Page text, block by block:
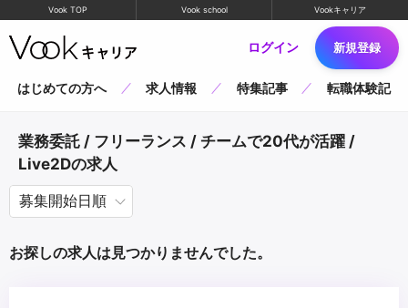
Vook TOP Vook school Vookキャリア
ログイン 新規登録
はじめての方へ 求人情報 特集記事 転職体験記
業務委託 / フリーランス / チームで20代が活躍 /
Live2Dの求人
お探しの求人は見つかりませんでした。